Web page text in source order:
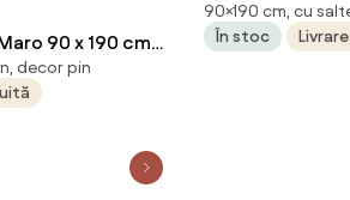
90 x 190 cm
decor pin
negru,
90×190 cm, cu
În stoc